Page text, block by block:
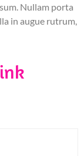
Nullam porta
in augue rutrum,